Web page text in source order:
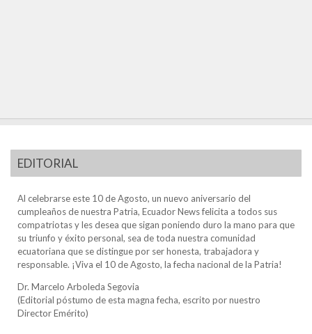
EDITORIAL
Al celebrarse este 10 de Agosto, un nuevo aniversario del
cumpleaños de nuestra Patria, Ecuador News felicita a todos sus
compatriotas y les desea que sigan poniendo duro la mano para que
su triunfo y éxito personal, sea de toda nuestra comunidad
ecuatoriana que se distingue por ser honesta, trabajadora y
responsable. ¡Viva el 10 de Agosto, la fecha nacional de la Patria!
Dr. Marcelo Arboleda Segovia
(Editorial póstumo de esta magna fecha, escrito por nuestro
Director Emérito)